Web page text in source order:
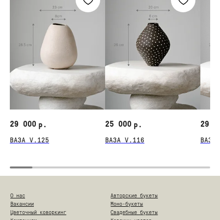
29 000 р.
ВАЗА V.125
25 000 р.
ВАЗА V.116
29
ВАЗА